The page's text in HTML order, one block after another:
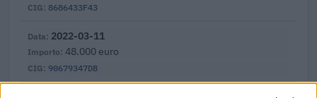
8686433F43
90679347DB
2022-03-11
48.000 euro